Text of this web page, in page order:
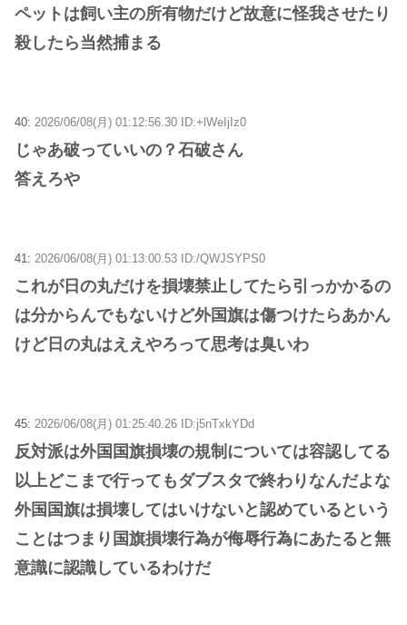
ペットは飼い主の所有物だけど故意に怪我させたり
殺したら当然捕まる
40: 2026/06/08(月) 01:12:56.30 ID:+lWeIjIz0
じゃあ破っていいの？石破さん
答えろや
41: 2026/06/08(月) 01:13:00.53 ID:/QWJSYPS0
これが日の丸だけを損壊禁止してたら引っかかるの
は分からんでもないけど外国旗は傷つけたらあかん
けど日の丸はええやろって思考は臭いわ
45: 2026/06/08(月) 01:25:40.26 ID:j5nTxkYDd
反対派は外国国旗損壊の規制については容認してる
以上どこまで行ってもダブスタで終わりなんだよな
外国国旗は損壊してはいけないと認めているという
ことはつまり国旗損壊行為が侮辱行為にあたると無
意識に認識しているわけだ